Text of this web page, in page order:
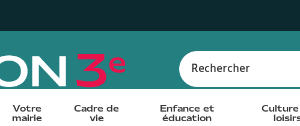
Rechercher
Votre
mairie
Cadre de
vie
Enfance et
éducation